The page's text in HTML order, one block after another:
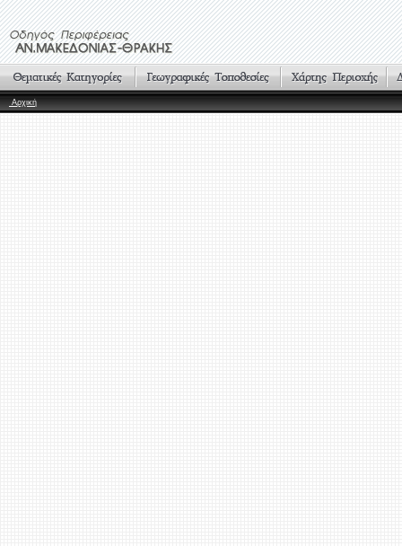
Αρχική